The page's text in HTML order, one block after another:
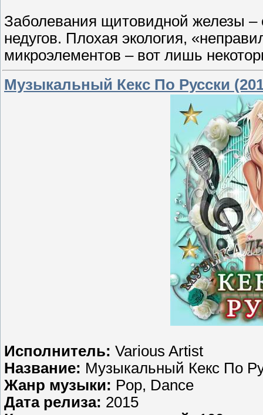
Заболевания щитовидной железы –
недугов. Плохая экология,
микроэлементов – вот лишь
Музыкальный Кекс По Русски
Исполнитель: Various Artist
Название: Музыкальный Кекс По
Жанр музыки: Pop, Dance
Дата релиза: 2015